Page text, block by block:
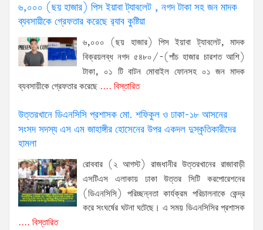
৬,০০০ (ছয় হাজার) পিস ইয়াবা ট্যাবলেট , নগদ টাকা সহ জন মাদক
ব্যবসায়ীকে গ্রেফতার করেছে র‌্যাব কুষ্টিয়া
৬,০০০ (ছয় হাজার) পিস ইয়াবা ট্যাবলেট, মাদক
বিক্রয়লব্ধ নগদ ৫৪৮০/-(পাঁচ হাজার চারশত আশি)
টাকা, ০১ টি বাটন মোবাইল ফোনসহ ০১ জন মাদক
ব্যবসায়ীকে গ্রেফতার করেছে .... বিস্তারিত
উত্তরখানে ডিএনসিসি প্রশাসক মো. শফিকুল ও ঢাকা-১৮ আসনের
সংসদ সদস্য এস এম জাহাঙ্গীর হোসেনের উপর একদল দুস্কৃতিকারীদের
হামলা
রোববার (২ আগস্ট) রাজধানীর উত্তরখানের রাজাবাড়ী
এসটিএস এলাকায় ঢাকা উত্তর সিটি করপোরেশনের
(ডিএনসিসি) পরিচ্ছন্নতা কার্যক্রম পরিচালনাকে কেন্দ্র
করে সংঘর্ষের ঘটনা ঘটেছে। এ সময় ডিএনসিসির প্রশাসক
.... বিস্তারিত